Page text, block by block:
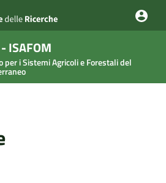
ISAFOM
per i Sistemi Agricoli e Forestali del